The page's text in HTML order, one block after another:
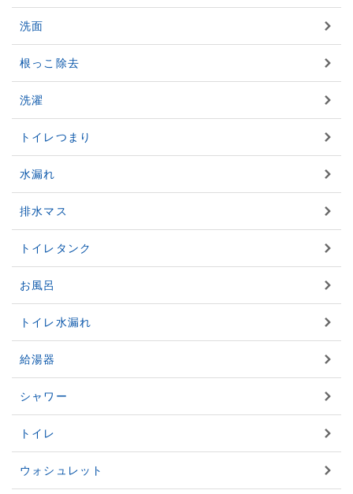
洗面
根っこ除去
洗濯
トイレつまり
水漏れ
排水マス
トイレタンク
お風呂
トイレ水漏れ
給湯器
シャワー
トイレ
ウォシュレット